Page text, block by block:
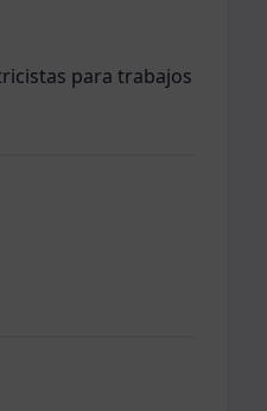
para trabajos